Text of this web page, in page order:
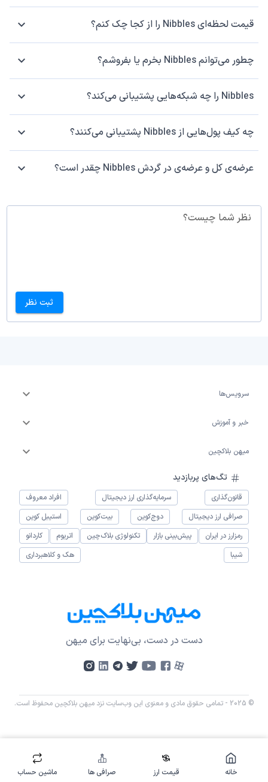
قیمت لحظه‌ای Nibbles را از کجا چک کنم؟
چطور می‌توانم Nibbles بخرم یا بفروشم؟
Nibbles را چه شبکه‌هایی پشتیبانی می‌کند؟
چه کیف پول‌هایی از Nibbles پشتیبانی می‌کنند؟
عرضه‌ی کل و عرضه‌ی در گردش Nibbles چقدر است؟
نظر شما چیست؟
ثبت نظر
سرویس‌ها
خبر و آموزش
میهن بلاکچین
تگ‌های پربازدید
قانون‌گذاری سرمایه‌گذاری ارز دیجیتال
افراد معروف
صرافی ارز دیجیتال
دوج‌کوین بیت‌کوین
استیبل کوین
رمزارز در ایران
پیش‌بینی بازار تکنولوژی بلاک‌چین اتریوم
کاردانو
شیبا
هک و کلاهبرداری
دست در دست، بی‌نهایت برای میهن
© 2025 - تمامی حقوق مادی و معنوی این وب‌سایت نزد میهن بلاکچین محفوظ است.
خانه قیمت ارز صرافی ها ماشین حساب